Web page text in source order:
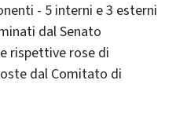
- 5 interni e 3 esterni
dal Senato
rispettive rose di
dal Comitato di